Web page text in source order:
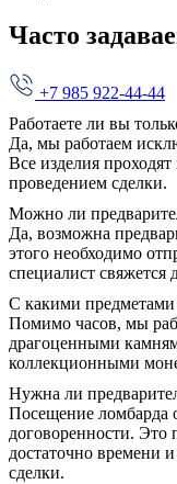
Часто
+7 985 922-44-44
Работаете ли вы
Да, мы работаем
Все изделия
проведением сделки.
Можно ли
Да, возможна
этого необходимо
специалист свяжется
С какими предметами
Помимо часов, мы
драгоценными
коллекционными
Нужна ли
Посещение ломбарда
договоренности. Это
достаточно времени
сделки.